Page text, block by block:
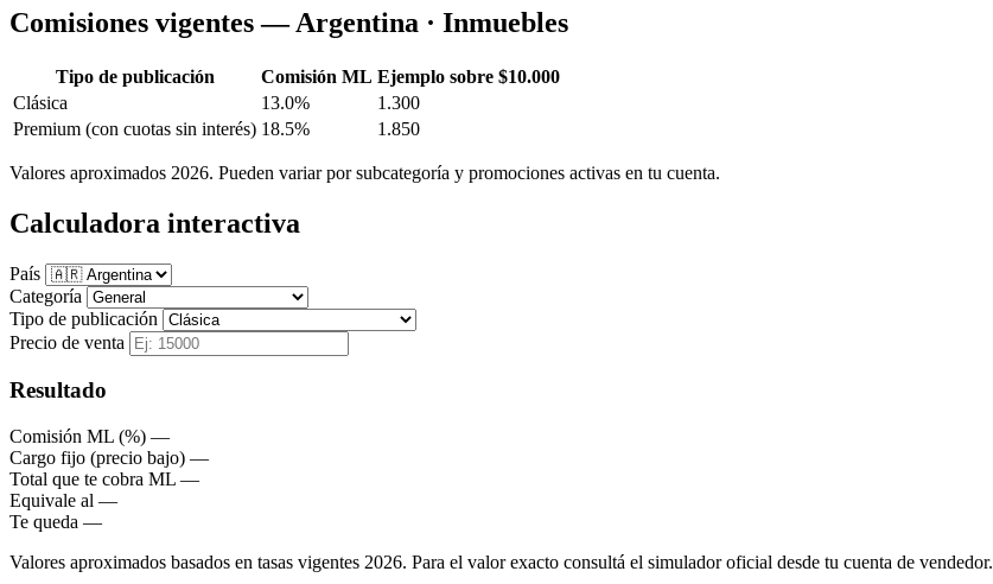
Comisiones vigentes — Argentina · Inmuebles
Tipo de publicación Comisión ML Ejemplo sobre $10.000
Clásica
13.0%
1.300
Premium (con cuotas sin interés) 18.5% 1.850
Valores aproximados 2026. Pueden variar por subcategoría y promociones activas en tu cuenta.
Calculadora interactiva
País
Categoría
Tipo de publicación
Precio de venta
Resultado
Comisión ML (%) —
Cargo fijo (precio bajo) —
Total que te cobra ML —
Equivale al —
Te queda —
Valores aproximados basados en tasas vigentes 2026. Para el valor exacto consultá el simulador oficial desde tu cuenta de vendedor.